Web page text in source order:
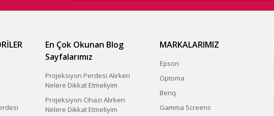
En Çok Okunan Blog
Sayfalarımız
Projeksiyon Perdesi Alırken
Nelere Dikkat Etmeliyim
Projeksiyon Cihazı Alırken
Nelere Dikkat Etmeliyim
MARKALARIMIZ
Epson
Optoma
Benq
Gamma Screens